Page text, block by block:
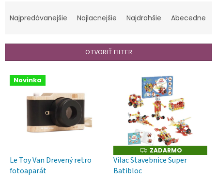
i
Najpredávanejšie Najlacnejšie Najdrahšie Abecedne
OTVORIŤ FILTER
Novinka
Le Toy Van Drevený retro
fotoaparát
Z
A
D
ZADARMO
Vilac Stavebnice Super
Batibloc